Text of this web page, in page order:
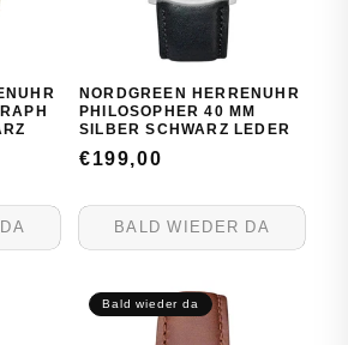
NORDGREEN HERRENUHR
PHILOSOPHER 40 MM
SILBER SCHWARZ LEDER
NORMALER
€199,00
BALD WIEDER DA
Bald wieder da